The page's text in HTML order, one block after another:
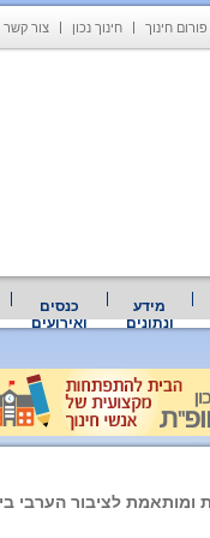
פורום חינוך חינוך נכון צור קשר
מידע
ונתונים
כנסים
ואירועים
ומותאמת לציבור הערבי